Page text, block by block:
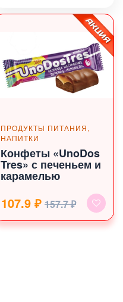
ПРОДУКТЫ ПИТАНИЯ,
НАПИТКИ
Конфеты «UnoDos
Tres» с печеньем и
карамелью
107.9 ₽ 157.7 ₽